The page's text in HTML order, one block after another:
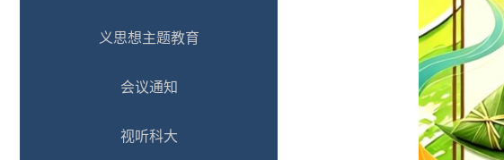
义思想主题教育
会议通知
视听科大